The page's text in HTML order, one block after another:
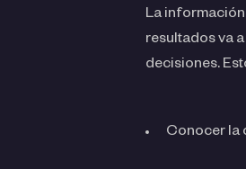
La información
resultados va
decisiones.
Conocer la